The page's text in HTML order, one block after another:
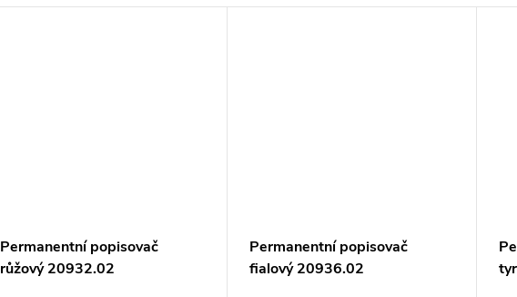
Permanentní popisovač
růžový 20932.02
Permanentní popisovač
fialový 20936.02